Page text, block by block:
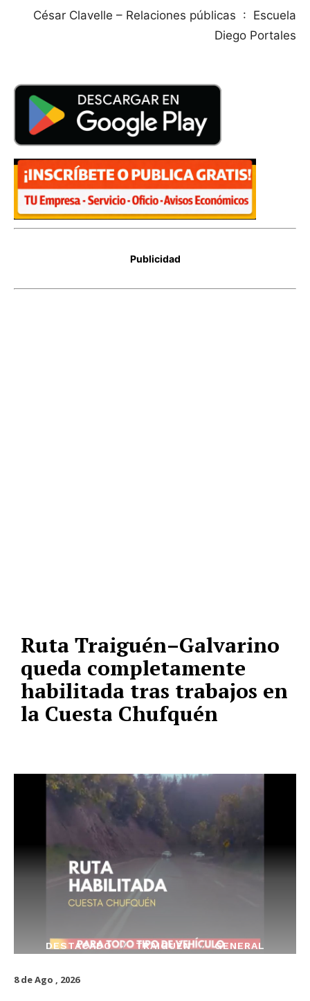
César Clavelle – Relaciones públicas : Escuela
Diego Portales
Publicidad